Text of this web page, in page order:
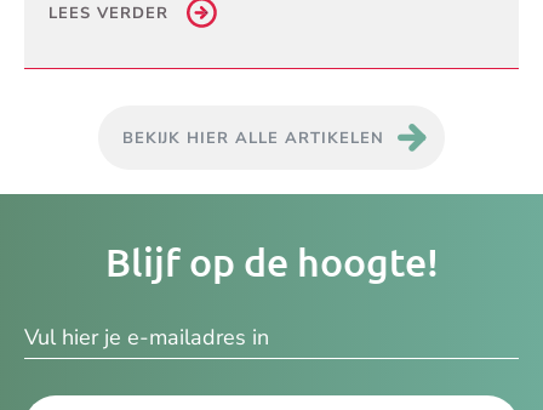
LEES VERDER
BEKIJK HIER ALLE ARTIKELEN
Blijf op de hoogte!